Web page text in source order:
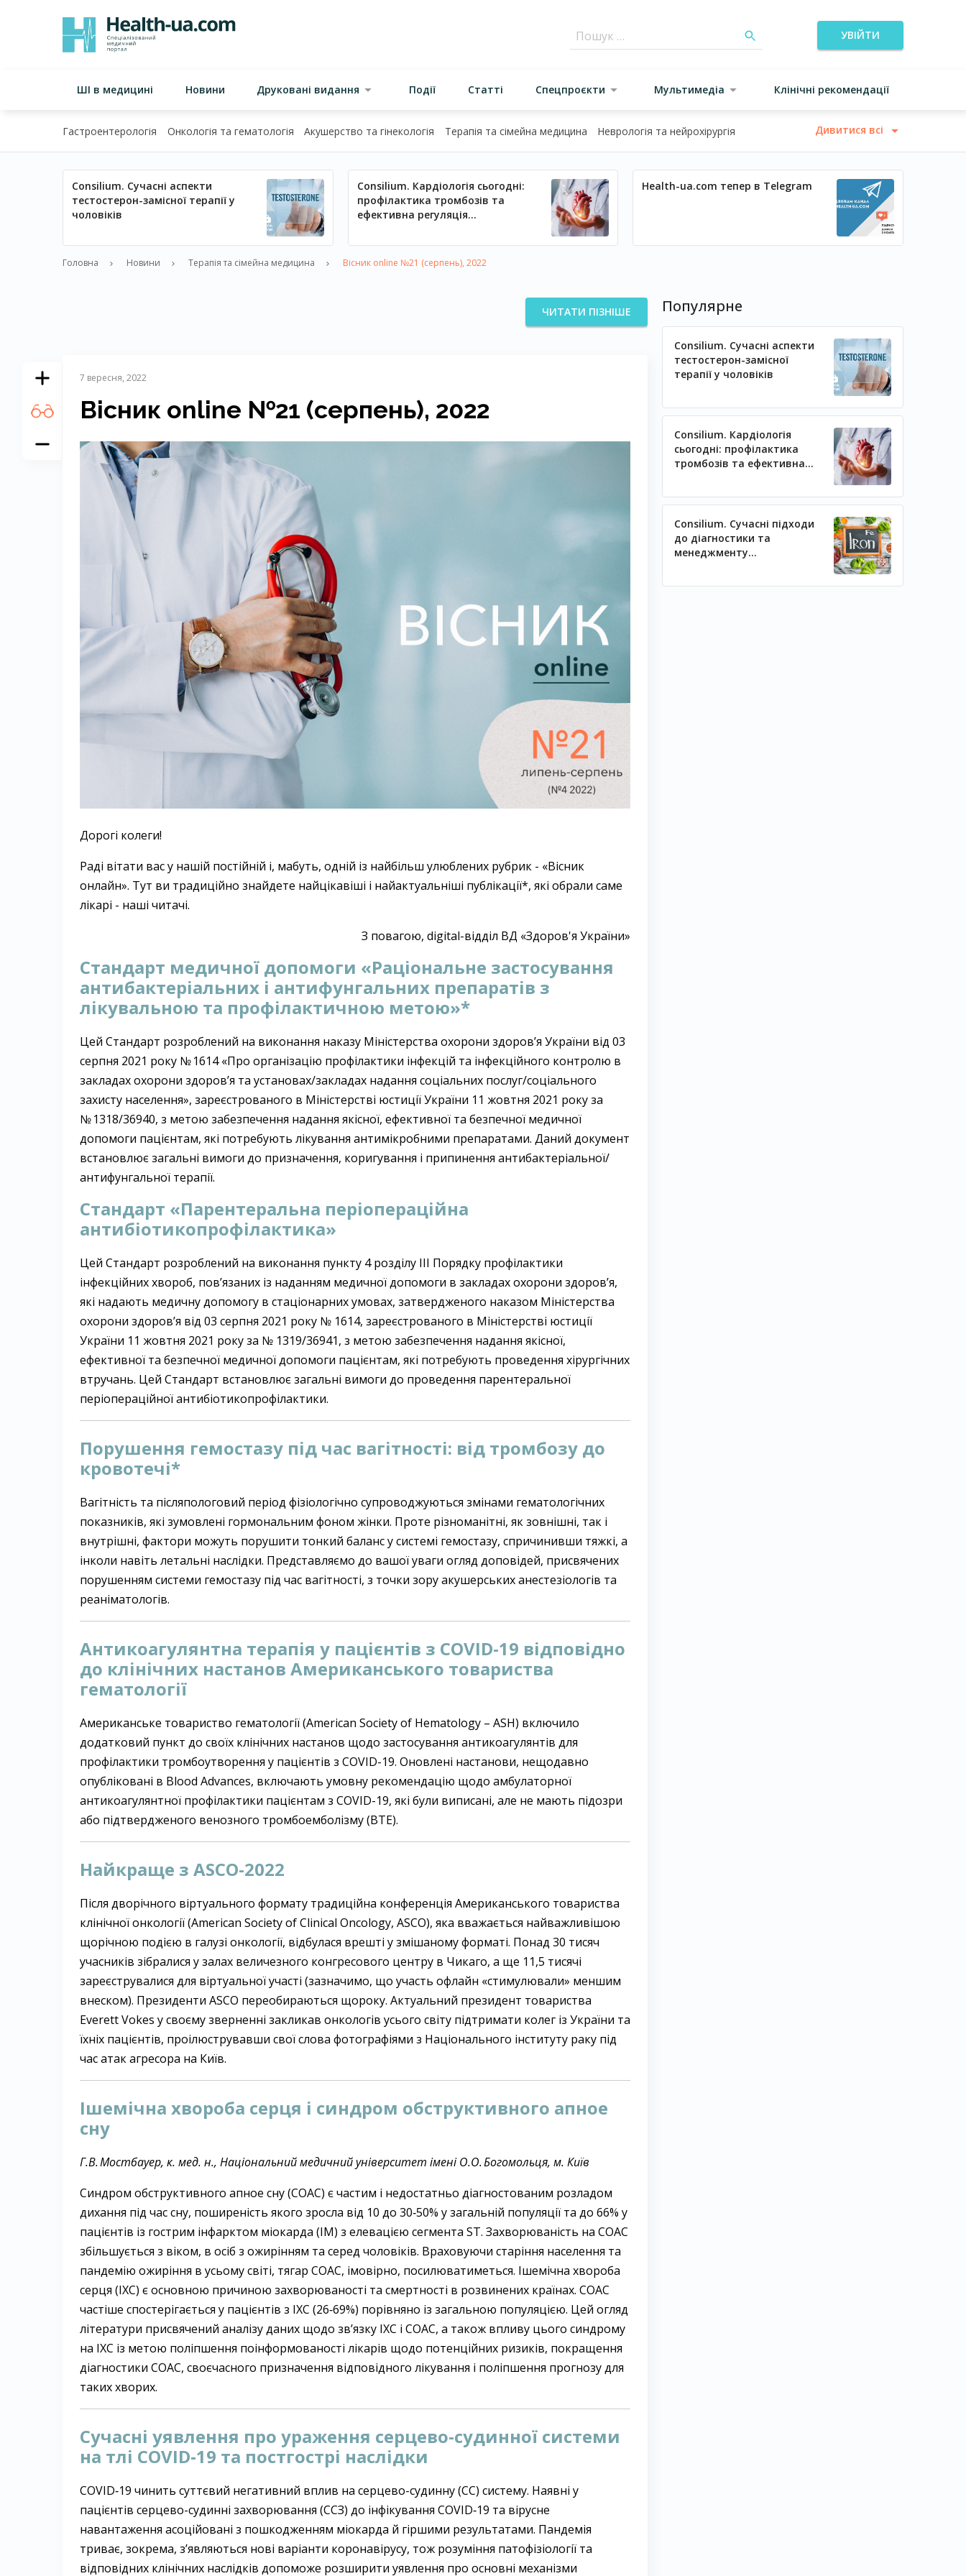
УВІЙТИ
ШІ в медицині Новини Друковані видання Події Статті Спецпроєкти Мультимедіа Клінічні рекомендації
Гастроентерологія Онкологія та гематологія Акушерство та гінекологія Терапія та сімейна медицина Неврологія та нейрохірургія Дивитися всі
Consilium. Сучасні аспекти
тестостерон-замісної терапії у
чоловіків
Consilium. Кардіологія сьогодні:
профілактика тромбозів та
ефективна регуляція
Health-ua.com тепер в Telegram
Головна Новини Терапія та сімейна медицина Вісник online №21 (серпень), 2022
ЧИТАТИ ПІЗНІШЕ
7 вересня, 2022
Вісник online №21 (серпень), 2022
Дорогі колеги!
Раді вітати вас у нашій постійній і, мабуть, одній із найбільш улюблених рубрик - «Вісник
онлайн». Тут ви традиційно знайдете найцікавіші і найактуальніші публікації*, які обрали саме
лікарі - наші читачі.
З повагою, digital-відділ ВД «Здоров'я України»
Стандарт медичної допомоги «Раціональне застосування
антибактеріальних і антифунгальних препаратів з
лікувальною та профілактичною метою»*
Цей Стандарт розроблений на виконання наказу Міністерства охорони здоров’я України від 03
серпня 2021 року № 1614 «Про організацію профілактики інфекцій та інфекційного контролю в
закладах охорони здоров’я та установах/закладах надання соціальних послуг/соціального
захисту населення», зареєстрованого в Міністерстві юстиції України 11 жовтня 2021 року за
№ 1318/36940, з метою забезпечення надання якісної, ефективної та безпечної медичної
допомоги пацієнтам, які потребують лікування антимікробними препаратами. Даний документ
встановлює загальні вимоги до призначення, коригування і припинення антибактеріальної/
антифунгальної терапії.
Стандарт «Парентеральна періопераційна
антибіотикопрофілактика»
Цей Стандарт розроблений на виконання пункту 4 розділу ІІІ Порядку профілактики
інфекційних хвороб, пов’язаних із наданням медичної допомоги в закладах охорони здоров’я,
які надають медичну допомогу в стаціонарних умовах, затвердженого наказом Міністерства
охорони здоров’я від 03 серпня 2021 року № 1614, зареєстрованого в Міністерстві юстиції
України 11 жовтня 2021 року за № 1319/36941, з метою забезпечення надання якісної,
ефективної та безпечної медичної допомоги пацієнтам, які потребують проведення хірургічних
втручань. Цей Стандарт встановлює загальні вимоги до проведення парентеральної
періопераційної антибіотикопрофілактики.
Порушення гемостазу під час вагітності: від тромбозу до
кровотечі*
Вагітність та післяпологовий період фізіологічно супроводжуються змінами гематологічних
показників, які зумовлені гормональним фоном жінки. Проте різноманітні, як зовнішні, так і
внутрішні, фактори можуть порушити тонкий баланс у системі гемостазу, спричинивши тяжкі, а
інколи навіть летальні наслідки. Представляємо до вашої уваги огляд доповідей, присвячених
порушенням системи гемостазу під час вагітності, з точки зору акушерських анестезіологів та
реаніматологів.
Антикоагулянтна терапія у пацієнтів з COVID-19 відповідно
до клінічних настанов Американського товариства
гематології
Американське товариство гематології (American Society of Hematology – ASH) включило
додатковий пункт до своїх клінічних настанов щодо застосування антикоагулянтів для
профілактики тромбоутворення у пацієнтів з COVID-19. Оновлені настанови, нещодавно
опубліковані в Blood Advances, включають умовну рекомендацію щодо амбулаторної
антикоагулянтної профілактики пацієнтам з COVID-19, які були виписані, але не мають підозри
або підтвердженого венозного тромбоемболізму (ВТЕ).
Найкраще з ASCO-2022
Після дворічного віртуального формату традиційна конференція Американського товариства
клінічної онкології (American Society of Clinical Oncology, ASCO), яка вважається найважливішою
щорічною подією в галузі онкології, відбулася врешті у змішаному форматі. Понад 30 тисяч
учасників зібралися у залах величезного конгресового центру в Чикаго, а ще 11,5 тисячі
зареєструвалися для віртуальної участі (зазначимо, що участь офлайн «стимулювали» меншим
внеском). Президенти ASCO переобираються щороку. Актуальний президент товариства
Everett Vokes у своєму зверненні закликав онкологів усього світу підтримати колег із України та
їхніх пацієнтів, проілюструвавши свої слова фотографіями з Національного інституту раку під
час атак агресора на Київ.
Ішемічна хвороба серця і синдром обструктивного апное
сну
Г.В. Мостбауер, к. мед. н., Національний медичний університет імені О.О. Богомольця, м. Київ
Синдром обструктивного апное сну (СОАС) є частим і недостатньо діагностованим розладом
дихання під час сну, поширеність якого зросла від 10 до 30‑50% у загальній популяції та до 66% у
пацієнтів із гострим інфарктом міокарда (ІМ) з елевацією сегмента ST. Захворюваність на СОАС
збільшується з віком, в осіб з ожирінням та серед чоловіків. Враховуючи старіння населення та
пандемію ожиріння в усьому світі, тягар СОАС, імовірно, посилюватиметься. Ішемічна хвороба
серця (ІХС) є основною причиною захворюваності та смертності в розвинених країнах. СОАС
частіше спостерігається у пацієнтів з ІХС (26‑69%) порівняно із загальною популяцією. Цей огляд
літератури присвячений аналізу даних щодо зв’язку ІХС і СОАС, а також впливу цього синдрому
на ІХС із метою поліпшення поінформованості лікарів щодо потенційних ризиків, покращення
діагностики СОАС, своєчасного призначення відповідного лікування і поліпшення прогнозу для
таких хворих.
Сучасні уявлення про ураження серцево-судинної системи
на тлі COVID‑19 та постгострі наслідки
COVID‑19 чинить суттєвий негативний вплив на серцево-судинну (СС) систему. Наявні у
пацієнтів серцево-судинні захворювання (ССЗ) до інфікування COVID‑19 та вірусне
навантаження асоційовані з пошкод­жен­ням міокарда й гіршими результатами. Пандемія
триває, зокрема, з’являються нові варіанти коронавірусу, тож розуміння патофізіології та
відповідних клінічних наслідків допоможе розширити уявлення про основні механізми
Популярне
Consilium. Сучасні аспекти
тестостерон-замісної
терапії у чоловіків
Consilium. Кардіологія
сьогодні: профілактика
тромбозів та ефективна
Consilium. Сучасні підходи
до діагностики та
менеджменту